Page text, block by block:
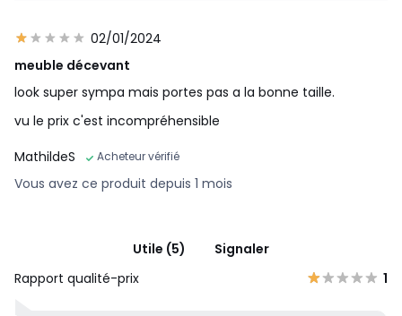
02/01/2024
meuble décevant
look super sympa mais portes pas a la bonne taille.
vu le prix c'est incompréhensible
MathildeS
Acheteur vérifié
Vous avez ce produit depuis 1 mois
Utile (5)
Signaler
Rapport qualité-prix
1